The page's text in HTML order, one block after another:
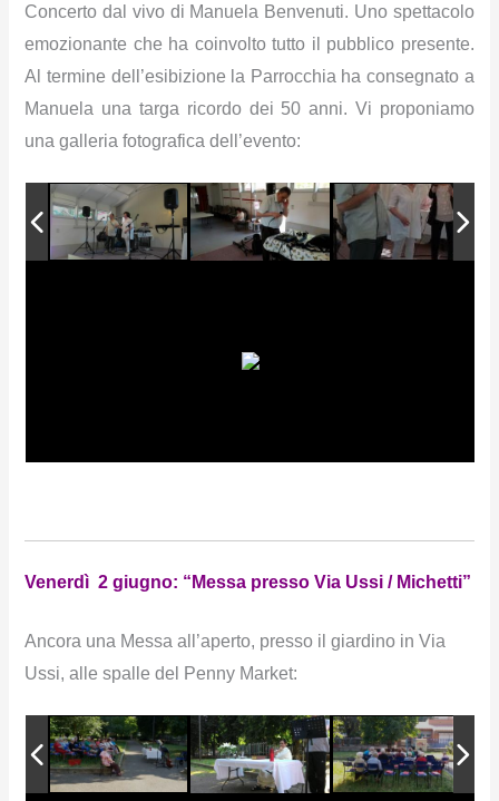
Concerto dal vivo di Manuela Benvenuti. Uno spettacolo
emozionante che ha coinvolto tutto il pubblico presente.
Al termine dell’esibizione la Parrocchia ha consegnato a
Manuela una targa ricordo dei 50 anni. Vi proponiamo
una galleria fotografica dell’evento:
Venerdì 2 giugno: “Messa presso Via Ussi / Michetti”
Ancora una Messa all’aperto, presso il giardino in Via
Ussi, alle spalle del Penny Market: